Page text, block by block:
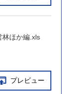
ほか編.xls
プレビュー